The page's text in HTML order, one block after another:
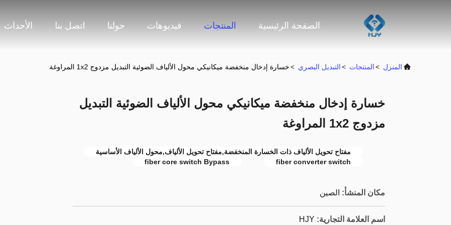
الصفحة الرئيسية المنتجات فيديوهات حولنا اتصل بنا الأحداث
المنزل >المنتجات >التبديل البصري >خسارة إدخال منخفضة ميكانيكي محول الألياف الضوئية التبديل مزدوج 1x2 المراوغة
خسارة إدخال منخفضة ميكانيكي محول الألياف الضوئية التبديل
مزدوج 1x2 المراوغة
مفتاح تحويل الألياف ذات الخسارة المنخفضة,مفتاح تحويل الألياف,محول الألياف الأساسية
fiber converter switch
fiber core switch Bypass
مكان المنشأ: الصين
اسم العلامة التجارية: HJY